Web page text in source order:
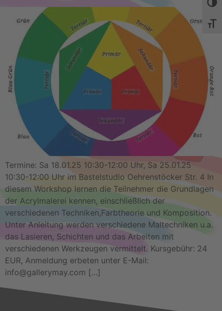
Termine: Sa 18.01.25 10:30-12:00 Uhr, Sa 25.01.25
10:30-12:00 Uhr im Bastelstudio Oehrenstöcker Str. 4 In
diesem Workshop lernen die Teilnehmer die Grundlagen
der Acrylmalerei kennen, einschließlich der
verschiedenen Techniken,Farbtheorie und Komposition.
Unter Anleitung werden verschiedene Maltechniken u.a.
das Lasieren, Schichten und das Arbeiten mit
verschiedenen Werkzeugen vermittelt. Kursgebühr: 24
EUR, Anmeldung erbeten unter E-Mail:
info@gallerymay.com […]